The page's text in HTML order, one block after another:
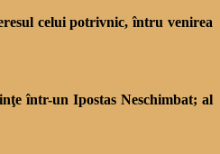
celui potrivnic, întru venirea
într-un Ipostas Neschimbat; al